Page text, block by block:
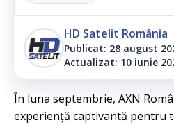
HD Satelit România
Publicat: 28 august
Actualizat: 10 iunie
În luna septembrie, AXN
experiență captivantă pentru